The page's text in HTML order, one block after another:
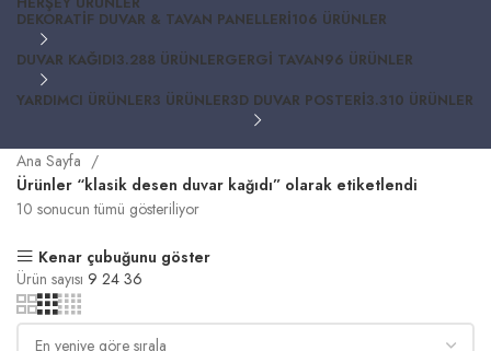
DEKORATIF DUVAR & TAVAN PANELLERI106 ÜRÜNLER
DUVAR KAĞIDI3.288 ÜRÜNLERGERGI TAVAN96 ÜRÜNLER
YARDIMCI ÜRÜNLER3 ÜRÜNLER3D DUVAR POSTERI3.310 ÜRÜNLER
Ana Sayfa
Ürünler “klasik desen duvar kağıdı” olarak etiketlendi
10 sonucun tümü gösteriliyor
Kenar çubuğunu göster
Ürün sayısı 9 24 36